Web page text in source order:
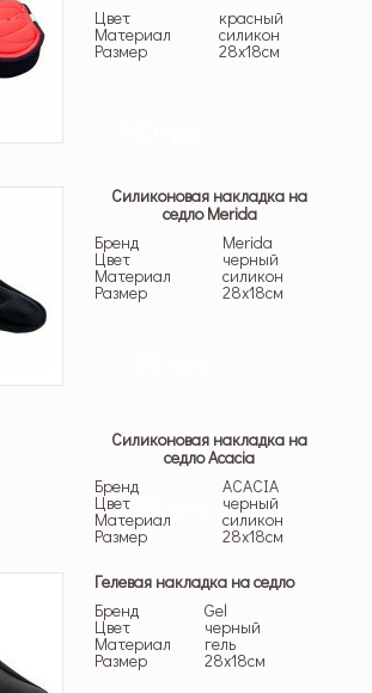
Цвет
красный
Материал силикон
Размер 28х18см
Силиконовая накладка на
седло Merida
Бренд
Merida
Цвет черный
Материал силикон
Размер 28х18см
Силиконовая накладка на
седло Acacia
Бренд
ACACIA
Цвет черный
Материал силикон
Размер 28х18см
99 грн.
Гелевая накладка на седло
Бренд
Gel
Цвет черный
Материал гель
Размер 28х18см